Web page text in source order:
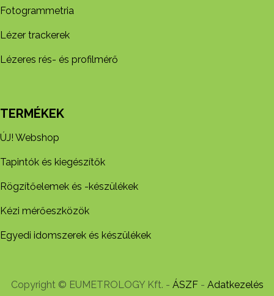
Fotogrammetria
Lézer trackerek
Lézeres rés- és profilmérő
TERMÉKEK
ÚJ! Webshop
Tapintók és kiegészítők
Rögzítőelemek és -készül​ékek
Kézi mérőeszközök
Egyedi idomszerek és készülékek
Copyright © EUMETROLOGY Kft. - ÁSZF- Adatkezelés